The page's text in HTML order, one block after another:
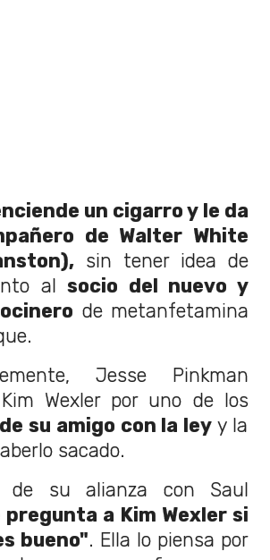
un cigarro y le da
de Walter White
sin tener idea de
alsocio del nuevo y
de metanfetamina
Jesse Pinkman
Wexler por uno de los
su amigo con la ley y la
sacado.
de su alianza con Saul
pregunta a Kim Wexler si
bueno". Ella lo piensa por